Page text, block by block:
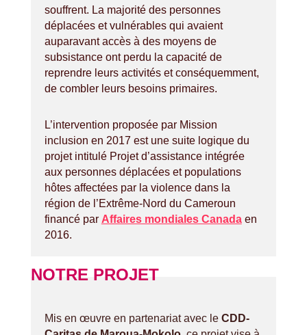
souffrent. La majorité des personnes
déplacées et vulnérables qui avaient
auparavant accès à des moyens de
subsistance ont perdu la capacité de
reprendre leurs activités et conséquemment,
de combler leurs besoins primaires.
L’intervention proposée par Mission
inclusion en 2017 est une suite logique du
projet intitulé Projet d’assistance intégrée
aux personnes déplacées et populations
hôtes affectées par la violence dans la
région de l’Extrême-Nord du Cameroun
financé par Affaires mondiales Canadaen
2016.
NOTRE PROJET
Mis en œuvre en partenariat avec le CDD-